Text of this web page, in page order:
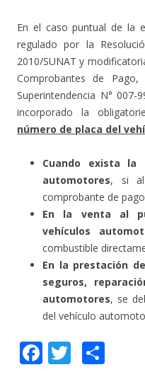
En el caso puntual de la
regulado por la
2010/SUNAT y
Comprobantes de
Superintendencia N°
incorporado la
número de placa del
Cuando exista la
automotores, si al
comprobante de
En la venta al
vehículos
combustible
En la prestación
seguros,
automotores, se
del vehículo
F T